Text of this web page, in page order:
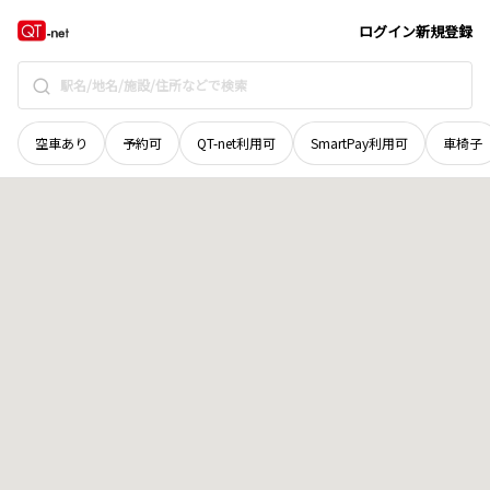
ログイン新規登録
空車あり 予約可 QT-net利用可 SmartPay利用可 車椅子
鳥取県